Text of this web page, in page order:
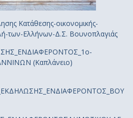
Κατάθεσης-οικονομικής-
των-Ελλήνων-Δ.Σ. Βουνοπλαγιάς
(Καπλάνειο)